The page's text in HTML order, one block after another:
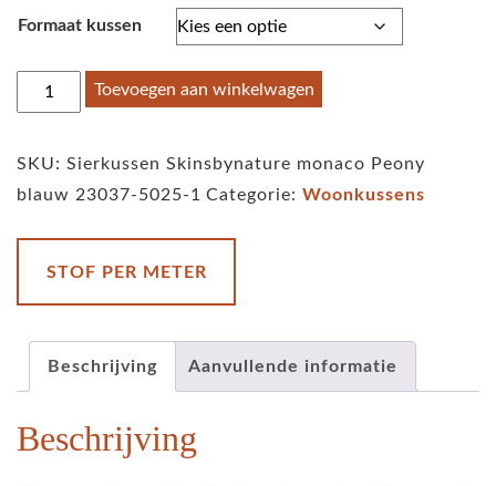
€59,95
Formaat kussen
stof
Skinsbynature
blue
aantal
Toevoegen aan winkelwagen
SKU: Sierkussen Skinsbynature monaco Peony
blauw 23037-5025-1 Categorie: Woonkussens
STOF PER METER
Beschrijving Aanvullende informatie
Beschrijving